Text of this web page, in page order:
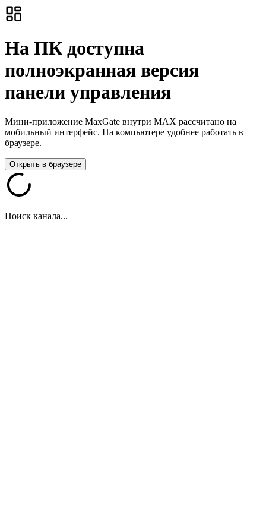
На ПК доступна
полноэкранная версия
панели управления
Мини-приложение MaxGate внутри MAX рассчитано на
мобильный интерфейс. На компьютере удобнее работать в
браузере.
Открыть в браузере
Поиск канала...